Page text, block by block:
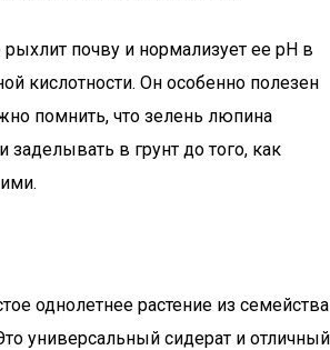
почву и нормализует ее pH в
кислотности. Он особенно полезен
помнить, что зелень люпина
заделывать в грунт до того, как
однолетнее растение из семейства
универсальный сидерат и отличный